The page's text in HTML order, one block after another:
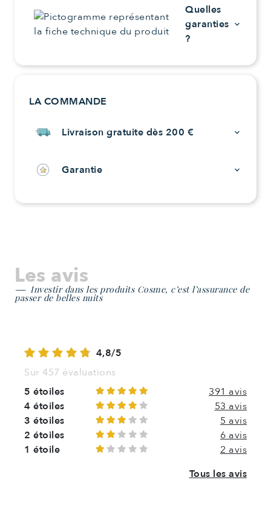
Quelles
garanties
?
keyboard_arrow_down
LA COMMANDE
Livraison gratuite dès 200 € keyboard_arrow_down
Garantie keyboard_arrow_down
Les avis
Investir dans les produits Cosme, c’est l’assurance de
passer de belles nuits
4,8/5
Sur 457 évaluations
5 étoiles
391 avis
4 étoiles
53 avis
3 étoiles
5 avis
2 étoiles
6 avis
1 étoile
2 avis
Tous les avis